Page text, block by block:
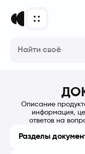
Описание
информация,
ответов на
Разделы